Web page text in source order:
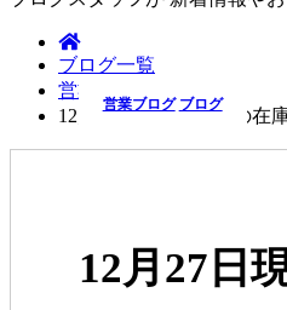
ブログ一覧
営業ブログ
12月27日現在複合機の在
営業ブログ ブログ
12月27日